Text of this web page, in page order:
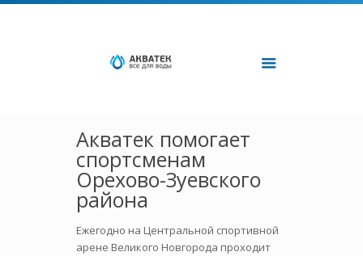
Акватек помогает
спортсменам
Орехово-Зуевского
района
Ежегодно на Центральной спортивной
арене Великого Новгорода проходит